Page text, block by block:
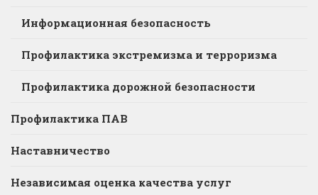
Информационная безопасность
Профилактика экстремизма и терроризма
Профилактика дорожной безопасности
Профилактика ПАВ
Наставничество
Независимая оценка качества услуг